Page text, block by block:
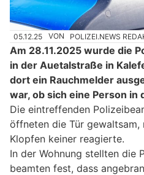
05.12.25 VON POLIZEI.NEWS
Am 28.11.2025 wurde die
in der Auetalstraße in
dort ein Rauchmelder
war, ob sich eine Person in
Die eintreffenden
öffneten die Tür gewaltsam,
Klopfen keiner reagierte.
In der Wohnung stellten die
beamten fest, dass